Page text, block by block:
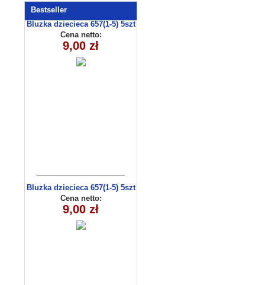
Bestseller
Bluzka dziecieca 657(1-5) 5szt
Cena netto:
9,00 zł
Bluzka dziecieca 657(1-5) 5szt
Cena netto:
9,00 zł